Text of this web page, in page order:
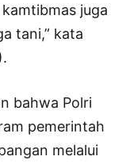
juga
tani,” kata
bahwa Polri
pemerintah
melalui